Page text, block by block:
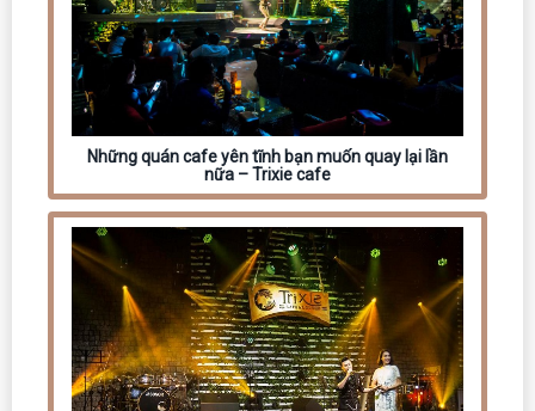
Những quán cafe yên tĩnh bạn muốn quay lại lần
nữa – Trixie cafe